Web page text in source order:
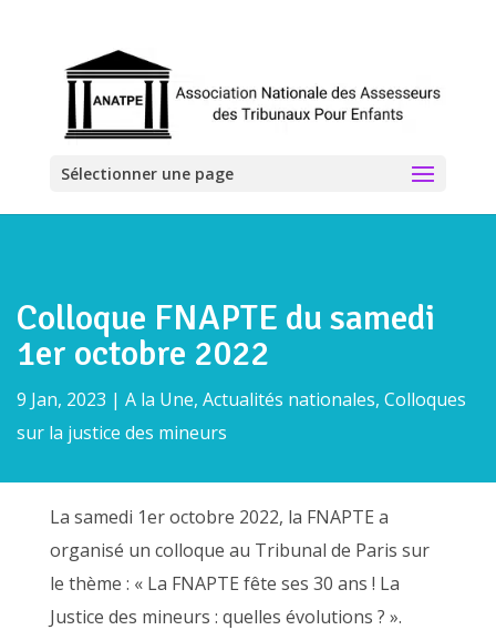
Sélectionner une page
Colloque FNAPTE du samedi
1er octobre 2022
9 Jan, 2023 | A la Une, Actualités nationales, Colloques
sur la justice des mineurs
La samedi 1er octobre 2022, la FNAPTE a
organisé un colloque au Tribunal de Paris sur
le thème : « La FNAPTE fête ses 30 ans ! La
Justice des mineurs : quelles évolutions ? ».